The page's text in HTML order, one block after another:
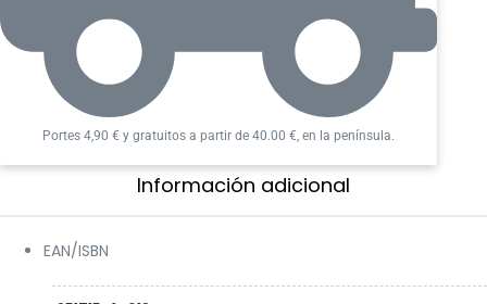
Imanes potentes para un cierre seguro y preciso.
Cabe perfectamente en los modelos Dungeon
1100+, Dungeon S 550+ y Games’ Lair 600+.
Portes 4,90 € y gratuitos a partir de 40.00 €, en la península.
Información adicional​
EAN/ISBN